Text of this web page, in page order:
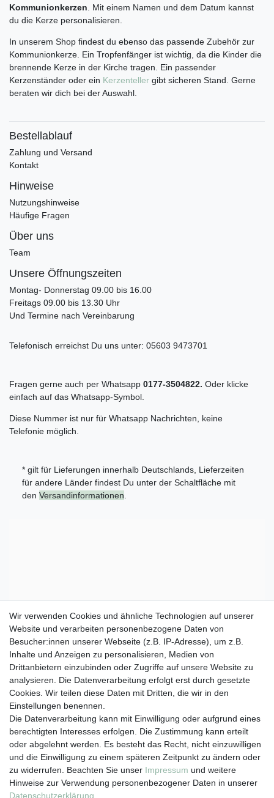
Kommunionkerzen . Mit einem Namen und dem Datum kannst
du die Kerze personalisieren.
In unserem Shop findest du ebenso das passende Zubehör zur
Kommunionkerze. Ein Tropfenfänger ist wichtig, da die Kinder die
brennende Kerze in der Kirche tragen. Ein passender
Kerzenständer oder ein Kerzenteller gibt sicheren Stand. Gerne
beraten wir dich bei der Auswahl.
Bestellablauf
Zahlung und Versand
Kontakt
Hinweise
Nutzungshinweise
Häufige Fragen
Über uns
Team
Unsere Öffnungszeiten
Montag- Donnerstag 09.00 bis 16.00
Freitags 09.00 bis 13.30 Uhr
Und Termine nach Vereinbarung
Telefonisch erreichst Du uns unter: 05603 9473701
Fragen gerne auch per Whatsapp 0177-3504822. Oder klicke
einfach auf das Whatsapp-Symbol.
Diese Nummer ist nur für Whatsapp Nachrichten, keine
Telefonie möglich.
* gilt für Lieferungen innerhalb Deutschlands, Lieferzeiten
für andere Länder findest Du unter der Schaltfläche mit
den Versandinformationen
Wir verwenden Cookies und ähnliche Technologien auf unserer
Website und verarbeiten personenbezogene Daten von
Besucher:innen unserer Webseite (z.B. IP-Adresse), um z.B.
Inhalte und Anzeigen zu personalisieren, Medien von
Drittanbietern einzubinden oder Zugriffe auf unsere Website zu
analysieren. Die Datenverarbeitung erfolgt erst durch gesetzte
Cookies. Wir teilen diese Daten mit Dritten, die wir in den
Einstellungen benennen.
Die Datenverarbeitung kann mit Einwilligung oder aufgrund eines
berechtigten Interesses erfolgen. Die Zustimmung kann erteilt
oder abgelehnt werden. Es besteht das Recht, nicht einzuwilligen
und die Einwilligung zu einem späteren Zeitpunkt zu ändern oder
zu widerrufen. Beachten Sie unser Impressum und weitere
Hinweise zur Verwendung personenbezogener Daten in unserer
Daten­schutz­erklärung